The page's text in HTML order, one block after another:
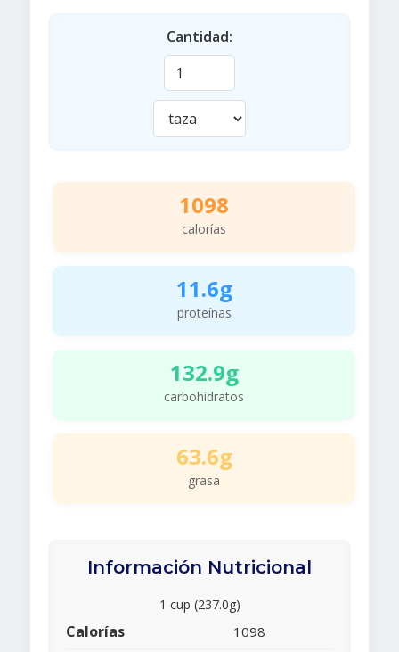
Cantidad:
1098
calorías
11.6g
proteínas
132.9g
carbohidratos
63.6g
grasa
Información Nutricional
1 cup (237.0g)
Calorías 1098